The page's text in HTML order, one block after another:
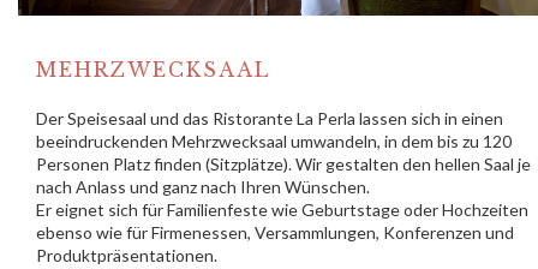
MEHRZWECKSAAL
Der Speisesaal und das Ristorante La Perla lassen sich in einen
beeindruckenden Mehrzwecksaal umwandeln, in dem bis zu 120
Personen Platz finden (Sitzplätze). Wir gestalten den hellen Saal je
nach Anlass und ganz nach Ihren Wünschen.
Er eignet sich für Familienfeste wie Geburtstage oder Hochzeiten
ebenso wie für Firmenessen, Versammlungen, Konferenzen und
Produktpräsentationen.